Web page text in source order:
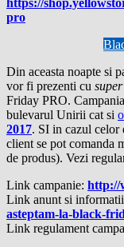
pro
Din aceasta noapte si
vor fi prezenti cu
Friday PRO.
bulevarul Unirii cat si
2017. SI in cazul celor
client se pot comanda
de produs). Vezi
Link campanie: http://
Link anunt si
asteptam-la-black-
Link regulament